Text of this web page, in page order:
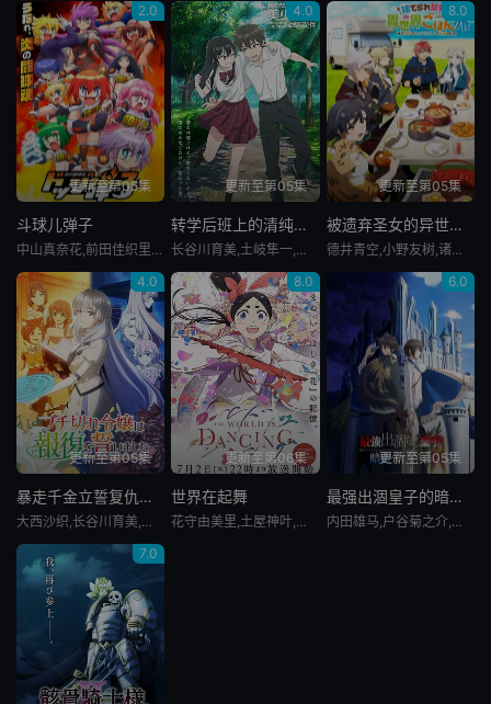
2.0
更新至第05集
斗球儿弹子
中山真奈花,前田佳织里,关根明良,大地叶,筱原侑,上坂堇,中村栞奈,若井友希,井口裕香,橘杏咲,长谷川玲奈,仁见纱绫,伊藤彩沙,寺泽百花,明坂聪美,弘松芹香,冲佳苗,花咲心优,大森日雅,朝日奈丸佳,武田罗梨沙多胡,菲鲁兹·蓝,三日尻望,伊濑茉莉也,井上麻里奈,小坂井祐莉绘,井泽诗织,林梨花,藤寺美德,石井未纱,日高范子,小西克幸,稻田彻
4.0
更新至第05集
转学后班上的清纯可爱美少女，竟是小时候玩在一起的哥儿们
长谷川育美,土岐隼一,花井美春,春濑夏美,和泉风花,中村源太
8.0
更新至第05集
被遗弃圣女的异世界美食之旅用隐藏技能召唤了露营车
德井青空,小野友树,诸星堇,立花慎之介,千叶翔也,本渡枫,田村由香里,山本兼平
4.0
更新至第05集
暴走千金立誓复仇。～用魔导书之力碾碎祖国～
大西沙织,长谷川育美,小仓唯,上原步美,芹泽优,石上静香,阿座上洋平,水中雅章,高野麻里佳
8.0
更新至第06集
世界在起舞
花守由美里,土屋神叶,内田真礼,朴璐美,樱井孝宏,Takahiro,Sakurai,小西克幸,Katsuyuki,Konishi,飞田展男,能登麻美子,Mamiko,Noto,水濑祈,Inori,Minase,石谷春贵,瀬戸芭月
6.0
更新至第05集
最强出涸皇子的暗跃帝位争夺
内田雄马,户谷菊之介,石见舞菜香,内田真礼,本渡枫,井上和彦,田丸笃志,竹内良太,斋贺光希,松冈祯丞,桑原由气,茅野爱衣,田中正彦
7.0